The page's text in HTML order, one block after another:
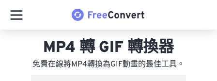
MP4 轉 GIF 轉換器
免費在線將MP4轉換為GIF動畫的最佳工具。